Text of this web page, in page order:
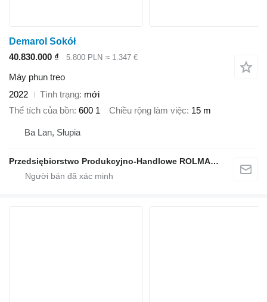
Demarol Sokół
40.830.000 ₫
5.800 PLN ≈ 1.347 €
Máy phun treo
2022
Tình trạng mới
Thể tích của bồn 600 1 Chiều rộng làm việc 15 m
Ba Lan, Słupia
Przedsiębiorstwo Produkcyjno-Handlowe ROLMAPOL Marcin Dziekan